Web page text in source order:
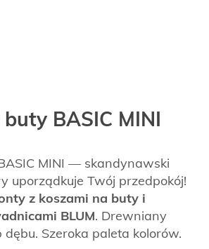
BASIC MINI
MINI — skandynawski
uporządkuje Twój przedpokój!
z koszami na buty i
BLUM. Drewniany
dębu. Szeroka paleta kolorów.